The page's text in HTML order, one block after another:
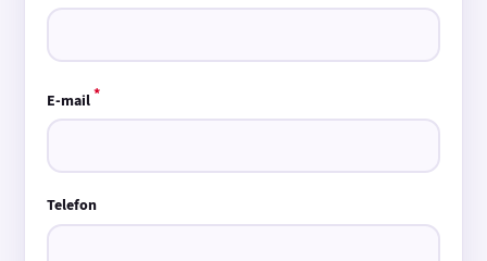
E-mail*
Telefon